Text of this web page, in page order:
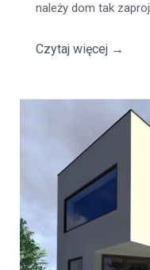
należy dom tak
Czytaj więcej →